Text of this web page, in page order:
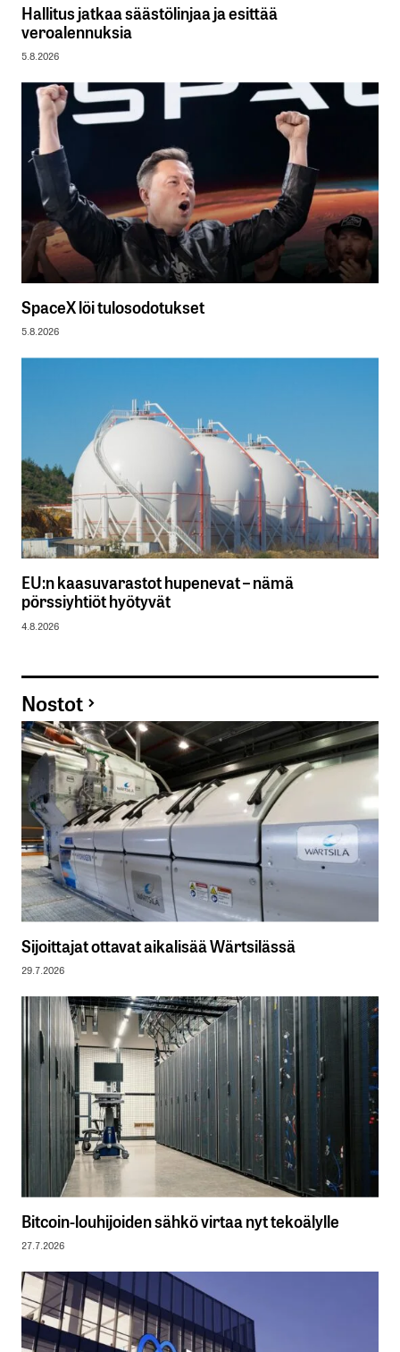
Hallitus jatkaa säästölinjaa ja esittää
veroalennuksia
5.8.2026
SpaceX löi tulosodotukset
5.8.2026
EU:n kaasuvarastot hupenevat – nämä
pörssiyhtiöt hyötyvät
4.8.2026
Nostot
Sijoittajat ottavat aikalisää Wärtsilässä
29.7.2026
Bitcoin-louhijoiden sähkö virtaa nyt tekoälylle
27.7.2026